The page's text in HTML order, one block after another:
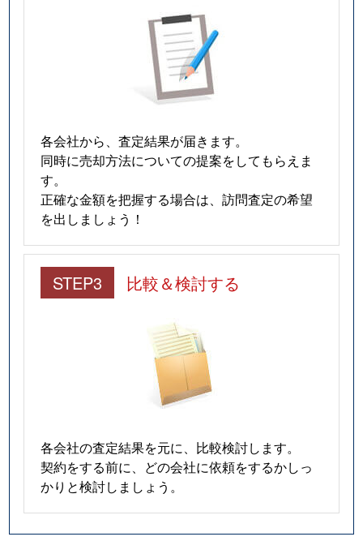
各会社から、査定結果が届きます。
同時に売却方法についての提案をしてもらえま
す。
正確な金額を把握する場合は、訪問査定の希望
を出しましょう！
STEP3 比較＆検討する
各会社の査定結果を元に、比較検討します。
契約をする前に、どの会社に依頼をするかしっ
かりと検討しましょう。